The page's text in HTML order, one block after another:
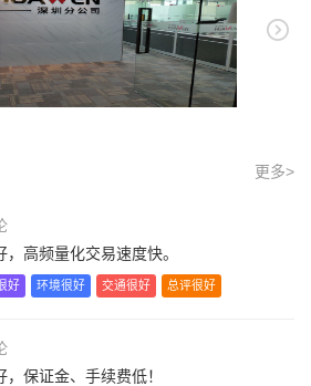
更多>
高频量化交易速度快。
好 环境很好 交通很好 总评很好
保证金、手续费低！